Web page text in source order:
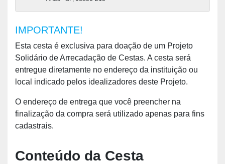
IMPORTANTE!
Esta cesta é exclusiva para doação de um Projeto
Solidário de Arrecadação de Cestas. A cesta será
entregue diretamente no endereço da instituição ou
local indicado pelos idealizadores deste Projeto.
O endereço de entrega que você preencher na
finalização da compra será utilizado apenas para fins
cadastrais.
Conteúdo da Cesta